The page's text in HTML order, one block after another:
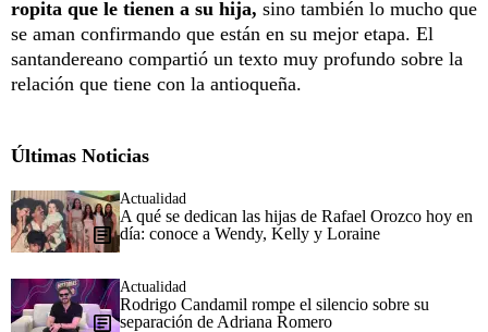
ropita que le tienen a su hija, sino también lo mucho que
se aman confirmando que están en su mejor etapa. El
santandereano compartió un texto muy profundo sobre la
relación que tiene con la antioqueña.
Últimas Noticias
Actualidad
A qué se dedican las hijas de Rafael Orozco hoy en
día: conoce a Wendy, Kelly y Loraine
Actualidad
Rodrigo Candamil rompe el silencio sobre su
separación de Adriana Romero